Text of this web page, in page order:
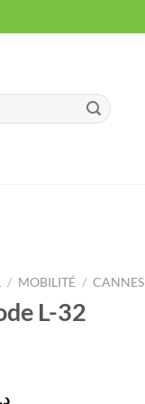
/ MOBILITÉ / CANNES
L-32